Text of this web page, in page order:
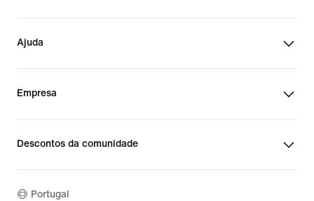
Ajuda
Empresa
Descontos da comunidade
Portugal